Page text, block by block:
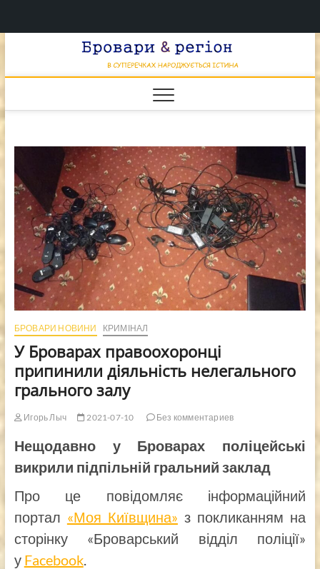
&
НАРОДЖУЄТЬСЯ
БРОВАРИ НОВИНИ КРИМІНАЛ
У Броварах правоохоронці
припинили діяльність нелегального
грального залу
Игорь Лыч 2021-07-10 Без комментариев
Нещодавно у Броварах поліцейські
викрили підпільній гральний заклад
Про це повідомляє інформаційний
портал «Моя Київщина» з покликанням на
сторінку «Броварський відділ поліції»
у Facebook.